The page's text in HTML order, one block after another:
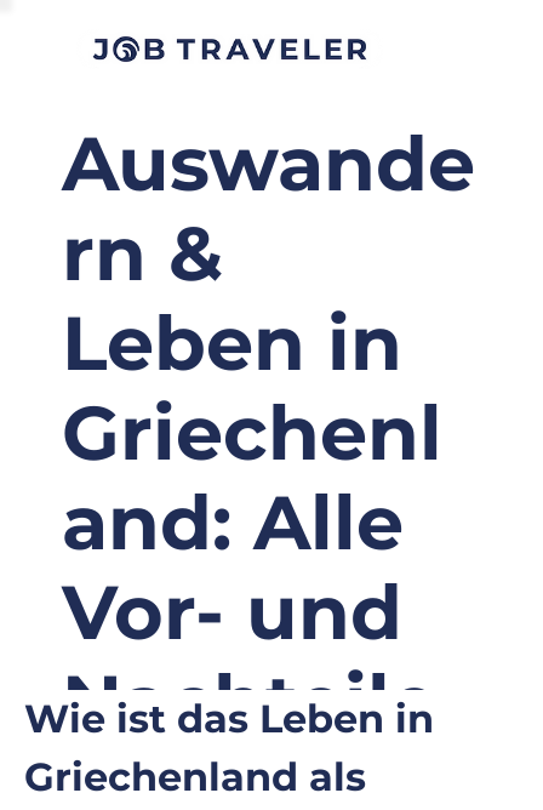
Auswande
rn &
Leben in
Griechenl
and: Alle
Vor- und
Nachteile
Alle Jobs
Wie ist das Leben in
Griechenland als